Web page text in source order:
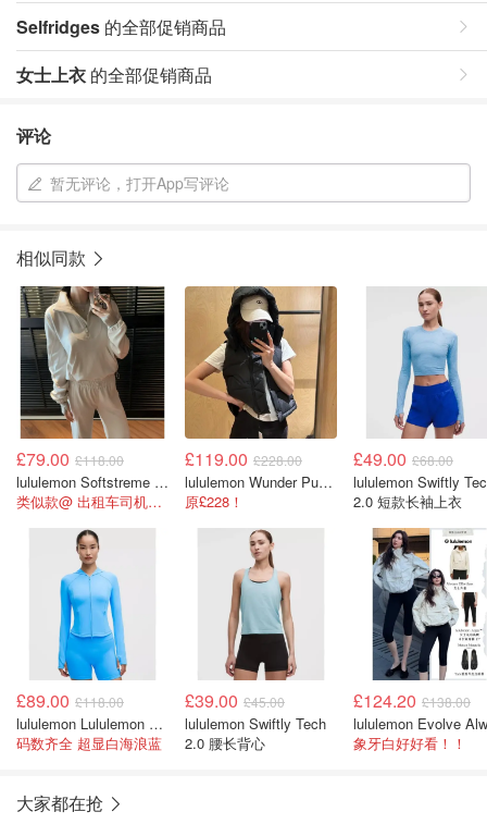
Selfridges 的全部促销商品
女士上衣 的全部促销商品
评论
暂无评论，打开App写评论
相似同款
£79.00 £118.00
lululemon Softstreme Half-Zip 长款上衣
类似款@ 出租车司机王宝强
£119.00 £228.00
lululemon Wunder Puff 600蓬松度短款羽绒背心
原£228！
£49.00 £68.00
lululemon Swiftly
2.0 短款长袖上衣
£89.00 £118.00
lululemon Lululemon Wunder Train 全拉链夹克
码数齐全 超显白海浪蓝
£39.00 £45.00
lululemon Swiftly Tech
2.0 腰长背心
£124.20 £138.00
象牙白好好看！！
大家都在抢